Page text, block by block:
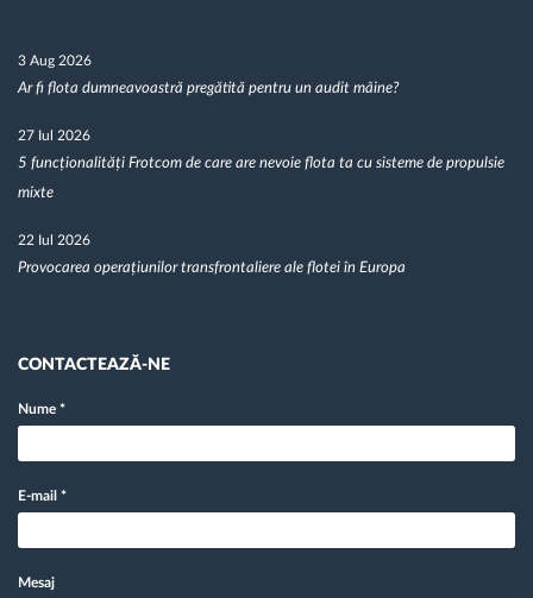
3 Aug 2026
Ar fi flota dumneavoastră pregătită pentru un audit mâine?
27 Iul 2026
5 funcționalități Frotcom de care are nevoie flota ta cu sisteme de propulsie
mixte
22 Iul 2026
Provocarea operațiunilor transfrontaliere ale flotei în Europa
CONTACTEAZĂ-NE
Nume *
E-mail *
Mesaj